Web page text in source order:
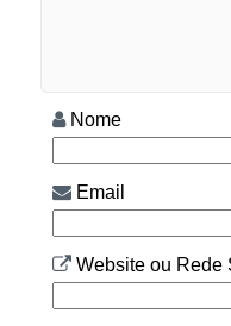
Nome
Email
Website ou Rede